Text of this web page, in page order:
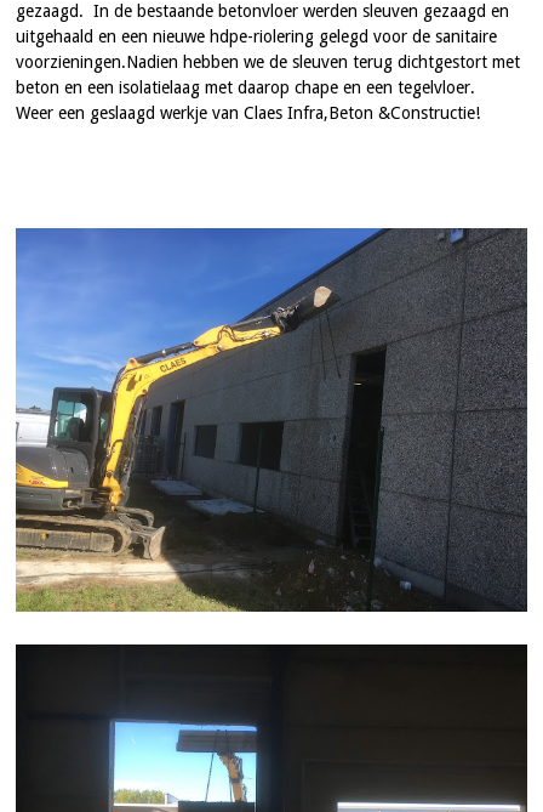
gezaagd. In de bestaande betonvloer werden sleuven gezaagd en
uitgehaald en een nieuwe hdpe-riolering gelegd voor de sanitaire
voorzieningen.Nadien hebben we de sleuven terug dichtgestort met
beton en een isolatielaag met daarop chape en een tegelvloer.
Weer een geslaagd werkje van Claes Infra,Beton &Constructie!